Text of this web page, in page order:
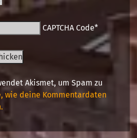
CAPTCHA Code*
Akismet, um Spam zu
wie deine Kommentardaten